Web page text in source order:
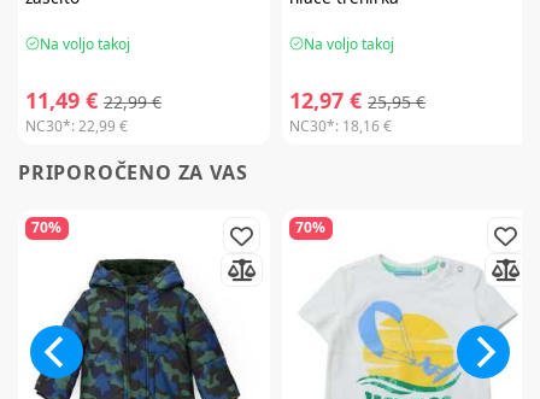
Na voljo takoj
11,49 € 22,99 €
NC30*:22,99 €
Na voljo takoj
12,97 € 25,95 €
NC30*: 18,16 €
PRIPOROČENO ZA VAS
70% 70%